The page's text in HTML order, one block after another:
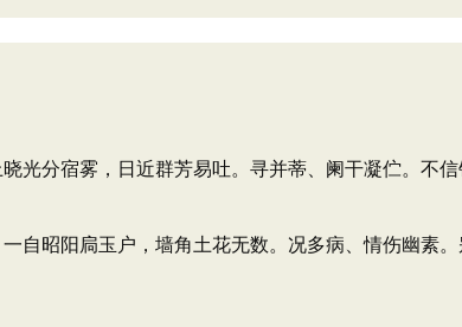
光分宿雾，日近群芳易吐。寻并蒂、阑干凝伫。不
自昭阳扃玉户，墙角土花无数。况多病、情伤幽素